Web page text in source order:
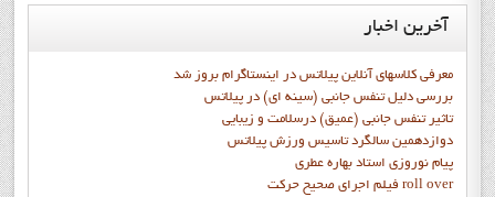
آخرین اخبار
معرفی کلاسهای آنلاین پیلاتس در اینستاگرام بروز شد
بررسی دلیل تنفس جانبی (سینه ای) در پیلاتس
تاثیر تنفس جانبی (عمیق) درسلامت و زیبایی
دوازدهمين سالگرد تاسيس ورزش پيلاتس
پيام نوروزي استاد بهاره عطري
فيلم اجراي صحيح حرکت roll over